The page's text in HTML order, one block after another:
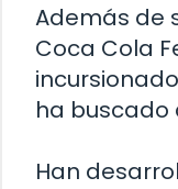
Además de
Coca Cola
ha buscado
Han